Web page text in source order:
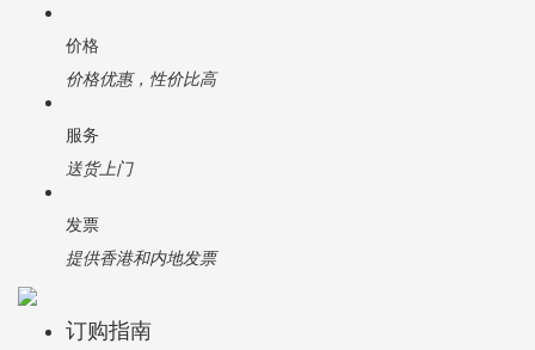
价格
价格优惠，性价比高
服务
送货上门
发票
提供香港和内地发票
订购指南